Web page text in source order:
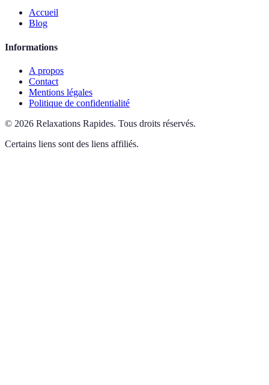
Accueil
Blog
Informations
A propos
Contact
Mentions légales
Politique de confidentialité
© 2026 Relaxations Rapides. Tous droits réservés.
Certains liens sont des liens affiliés.